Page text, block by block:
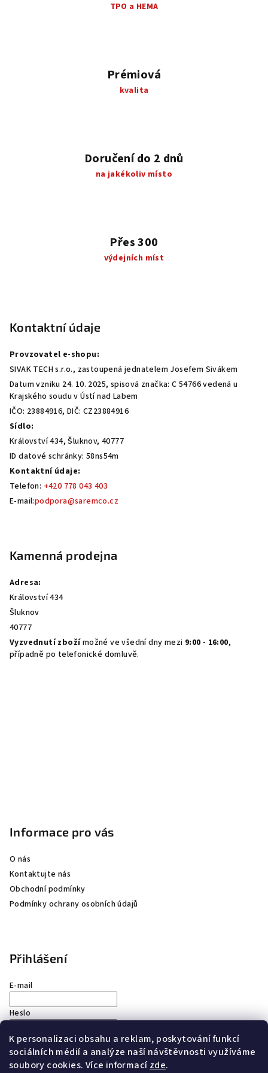
K personalizaci obsahu a reklam, poskytování funkcí
sociálních médií a analýze naší návštěvnosti využíváme
soubory cookies. Více informacízde.
s
TPO a HEMA
Prémiová
kvalita
Doručení do 2 dnů
na jakékoliv místo
Přes 300
výdejních míst
Kontaktní údaje
Provzovatel e-shopu:
SIVAK TECH s.r.o., zastoupená jednatelem Josefem Sivákem
Datum vzniku 24. 10. 2025, spisová značka: C 54766 vedená u
Krajského soudu v Ústí nad Labem
IČO: 23884916, DIČ: CZ23884916
Sídlo:
Království 434, Šluknov, 40777
ID datové schránky: 58ns54m
Kontaktní údaje:
Telefon: +420 778 043 403
E-mail:podpora@saremco.cz
Kamenná prodejna
Adresa:
Království 434
Šluknov
40777
Vyzvednutí zbožímožné ve všední dny mezi 9:00 - 16:00,
případně po telefonické domluvě.
Informace pro vás
O nás
Kontaktujte nás
Obchodní podmínky
Podmínky ochrany osobních údajů
Přihlášení
E-mail
Heslo
Přihlásit se
Nová registraceZapomenuté heslo